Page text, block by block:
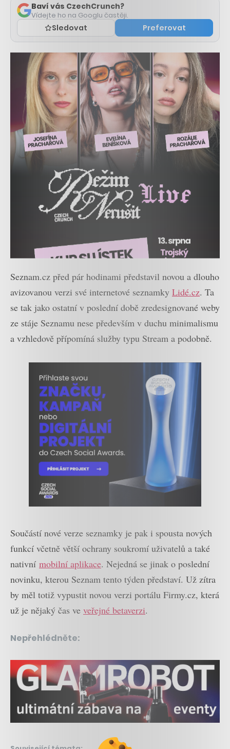
Baví vás CzechCrunch?
Vídejte ho na Googlu častěji.
Sledovat Preferovat
Seznam.cz před pár hodinami představil novou a dlouho
avizovanou verzi své internetové seznamky Lidé.cz. Ta
se tak jako ostatní v poslední době zredesignované weby
ze stáje Seznamu nese především v duchu minimalismu
a vzhledově přípomíná služby typu Stream a podobně.
Součástí nové verze seznamky je pak i spousta nových
funkcí včetně větší ochrany soukromí uživatelů a také
nativní mobilní aplikace. Nejedná se jinak o poslední
novinku, kterou Seznam tento týden představí. Už zítra
by měl totiž vypustit novou verzi portálu Firmy.cz, která
už je nějaký čas ve veřejné betaverzi.
Nepřehlédněte: